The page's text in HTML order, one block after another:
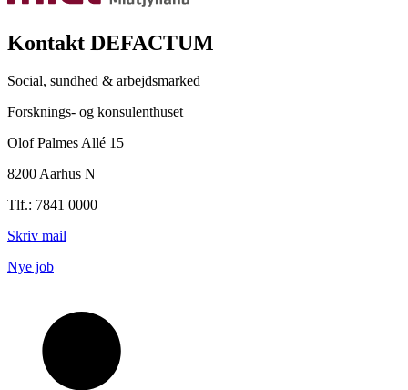
Kontakt DEFACTUM
Social, sundhed & arbejdsmarked
Forsknings- og konsulenthuset
Olof Palmes Allé 15
8200 Aarhus N
Tlf.: 7841 0000
Skriv mail
Nye job